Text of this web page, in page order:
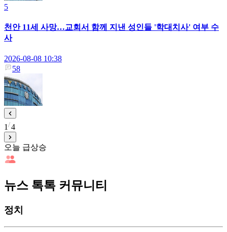
5
천안 11세 사망…교회서 함께 지낸 성인들 '학대치사' 여부 수
사
2026-08-08 10:38
58
1 4
오늘 급상승
뉴스 톡톡 커뮤니티
정치